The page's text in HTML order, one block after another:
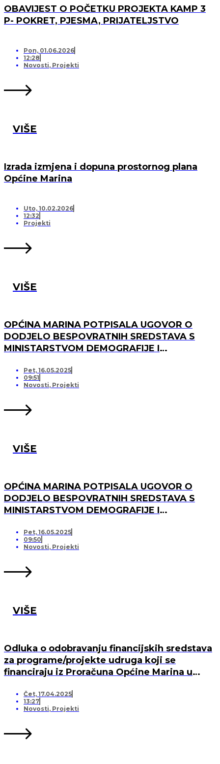
OBAVIJEST O POČETKU PROJEKTA KAMP 3
P- POKRET, PJESMA, PRIJATELJSTVO
Pon, 01.06.2026
12:28
Novosti, Projekti
VIŠE
Izrada izmjena i dopuna prostornog plana
Općine Marina
Uto, 10.02.2026
12:32
Projekti
VIŠE
OPĆINA MARINA POTPISALA UGOVOR O
DODJELO BESPOVRATNIH SREDSTAVA S
MINISTARSTVOM DEMOGRAFIJE I
OPREMANJA DJEČJEG IGRALIŠTA U
SVINCIMA
Pet, 16.05.2025
09:51
Novosti, Projekti
VIŠE
OPĆINA MARINA POTPISALA UGOVOR O
DODJELO BESPOVRATNIH SREDSTAVA S
MINISTARSTVOM DEMOGRAFIJE I
OPREMANJA DJEČJEG IGRALIŠTA U DV
MARINA, PO „KRIJESNICA“U POZORCU
Pet, 16.05.2025
09:50
Novosti, Projekti
VIŠE
Odluka o odobravanju financijskih sredstava
za programe/projekte udruga koji se
financiraju iz Proračuna Općine Marina u
Čet, 17.04.2025
13:27
Novosti, Projekti